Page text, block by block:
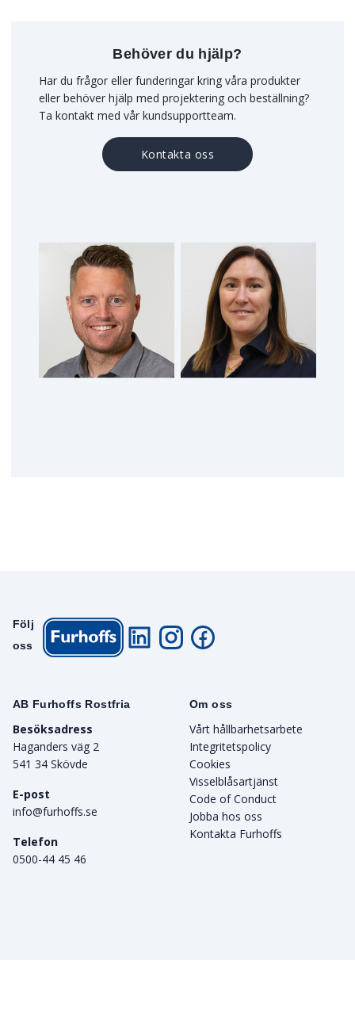
Behöver du hjälp?
Har du frågor eller funderingar kring våra produkter
eller behöver hjälp med projektering och beställning?
Ta kontakt med vår kundsupportteam.
Kontakta oss
AB Furhoffs Rostfria
Besöksadress
Haganders väg 2
541 34 Skövde
E-post
info@furhoffs.se
Telefon
0500-44 45 46
Om oss
Vårt hållbarhetsarbete
Integritetspolicy
Cookies
Visselblåsartjänst
Code of Conduct
Jobba hos oss
Kontakta Furhoffs
Följ
oss